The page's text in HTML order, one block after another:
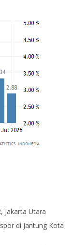
Jakarta Utara
di Jantung Kota